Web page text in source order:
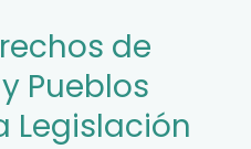
de
Pueblos
Legislación